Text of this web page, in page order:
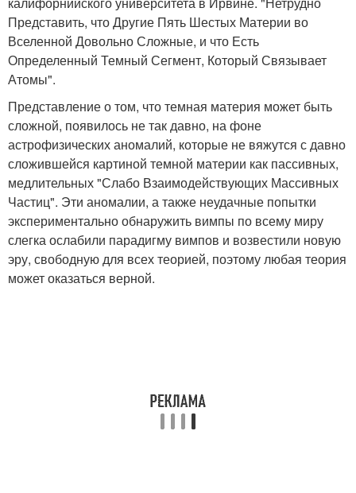
Представить, что Другие Пять Шестых Материи во
Вселенной Довольно Сложные, и что Есть
Определенный Темный Сегмент, Который Связывает
Атомы".
Представление о том, что темная материя может быть
сложной, появилось не так давно, на фоне
астрофизических аномалий, которые не вяжутся с давно
сложившейся картиной темной материи как пассивных,
медлительных "Слабо Взаимодействующих Массивных
Частиц". Эти аномалии, а также неудачные попытки
экспериментально обнаружить вимпы по всему миру
слегка ослабили парадигму вимпов и возвестили новую
эру, свободную для всех теорией, поэтому любая теория
может оказаться верной.